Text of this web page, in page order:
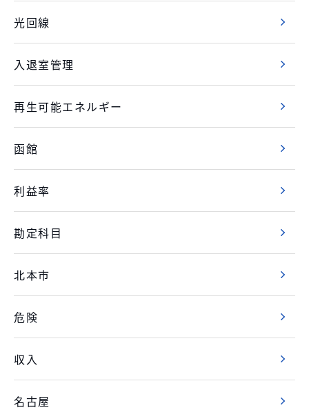
光回線
入退室管理
再生可能エネルギー
函館
利益率
勘定科目
北本市
危険
収入
名古屋